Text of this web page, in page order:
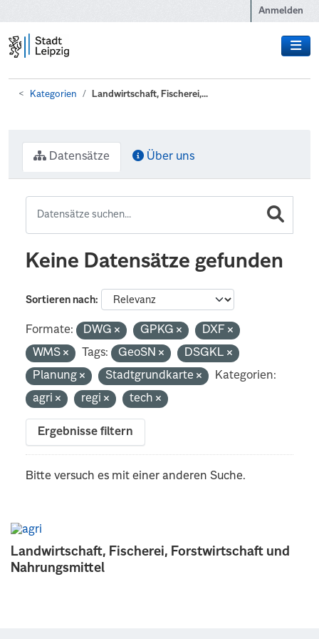
Anmelden
Kategorien Landwirtschaft, Fischerei,...
Landwirtschaft, Fischerei, Forstwirtschaft und
Nahrungsmittel
Datensätze Über uns
Keine Datensätze gefunden
Sortieren nach
Formate: DWG GPKG
DXF
WMS
Tags: GeoSN
DSGKL
Planung
Stadtgrundkarte
Kategorien:
agri
regi tech
Ergebnisse filtern
Bitte versuch es mit einer anderen Suche.